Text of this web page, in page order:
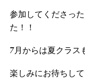
参加してくださっ
た！！
7月からは夏クラス
楽しみにお待ちし